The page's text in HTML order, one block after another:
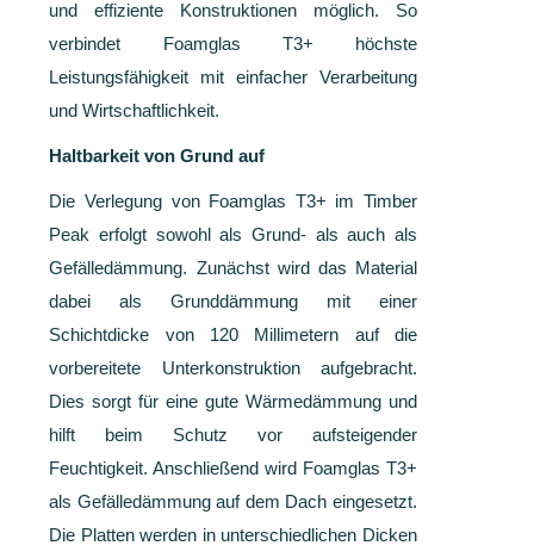
und effiziente Konstruktionen möglich. So
verbindet Foamglas T3+ höchste
Leistungsfähigkeit mit einfacher Verarbeitung
und Wirtschaftlichkeit.
Haltbarkeit von Grund auf
Die Verlegung von Foamglas T3+ im Timber
Peak erfolgt sowohl als Grund- als auch als
Gefälledämmung. Zunächst wird das Material
dabei als Grunddämmung mit einer
Schichtdicke von 120 Millimetern auf die
vorbereitete Unterkonstruktion aufgebracht.
Dies sorgt für eine gute Wärmedämmung und
hilft beim Schutz vor aufsteigender
Feuchtigkeit. Anschließend wird Foamglas T3+
als Gefälledämmung auf dem Dach eingesetzt.
Die Platten werden in unterschiedlichen Dicken